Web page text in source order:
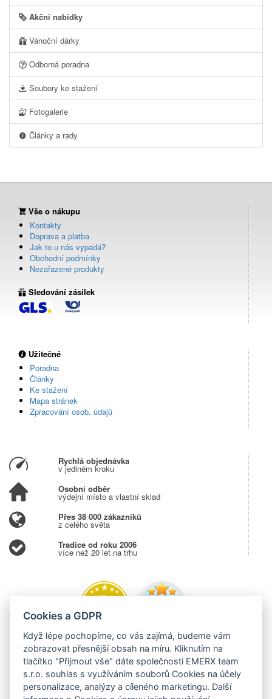
Akční nabídky
Vánoční dárky
Odborná poradna
Soubory ke stažení
Fotogalerie
Články a rady
Vše o nákupu
Kontakty
Doprava a platba
Jak to u nás vypadá?
Obchodní podmínky
Nezařazené produkty
Sledování zásilek
Užitečné
Poradna
Články
Ke stažení
Mapa stránek
Zpracování osob. údajů
Rychlá objednávka
v jediném kroku
Osobní odběr
výdejní místo a vlastní sklad
Přes 38 000 zákazníků
z celého světa
Tradice od roku 2006
více než 20 let na trhu
Cookies a GDPR
Když lépe pochopíme, co vás zajímá, budeme vám
zobrazovat přesnější obsah na míru. Kliknutím na
tlačítko "Přijmout vše" dáte společnosti EMERX team
s.r.o. souhlas s využíváním souborů Cookies na účely
personalizace, analýzy a cíleného marketingu. Další